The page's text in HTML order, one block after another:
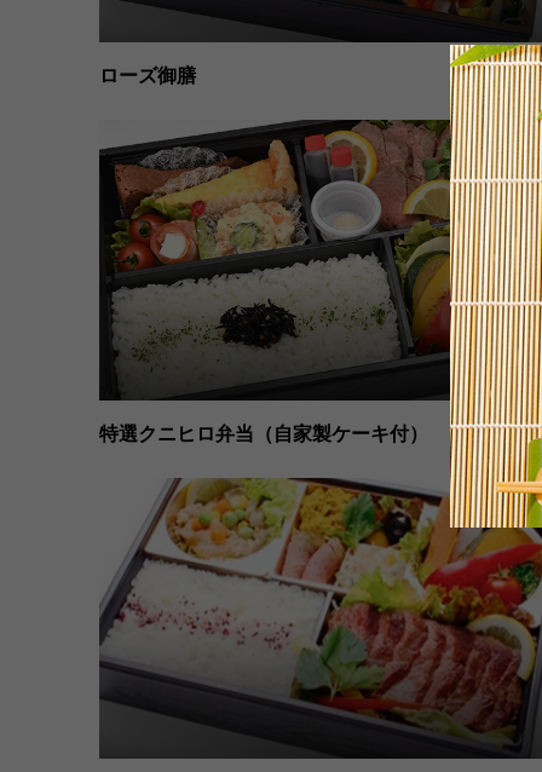
ローズ御膳
特選クニヒロ弁当（自家製ケーキ付）